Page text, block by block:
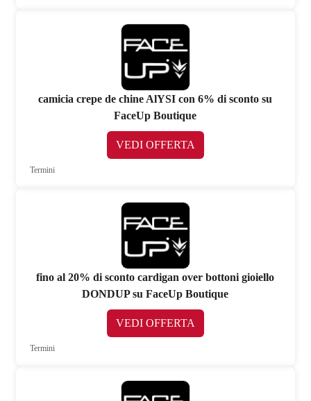
camicia crepe de chine AlYSI con 6% di sconto su
FaceUp Boutique
VEDI OFFERTA
Termini
fino al 20% di sconto cardigan over bottoni gioiello
DONDUP su FaceUp Boutique
VEDI OFFERTA
Termini